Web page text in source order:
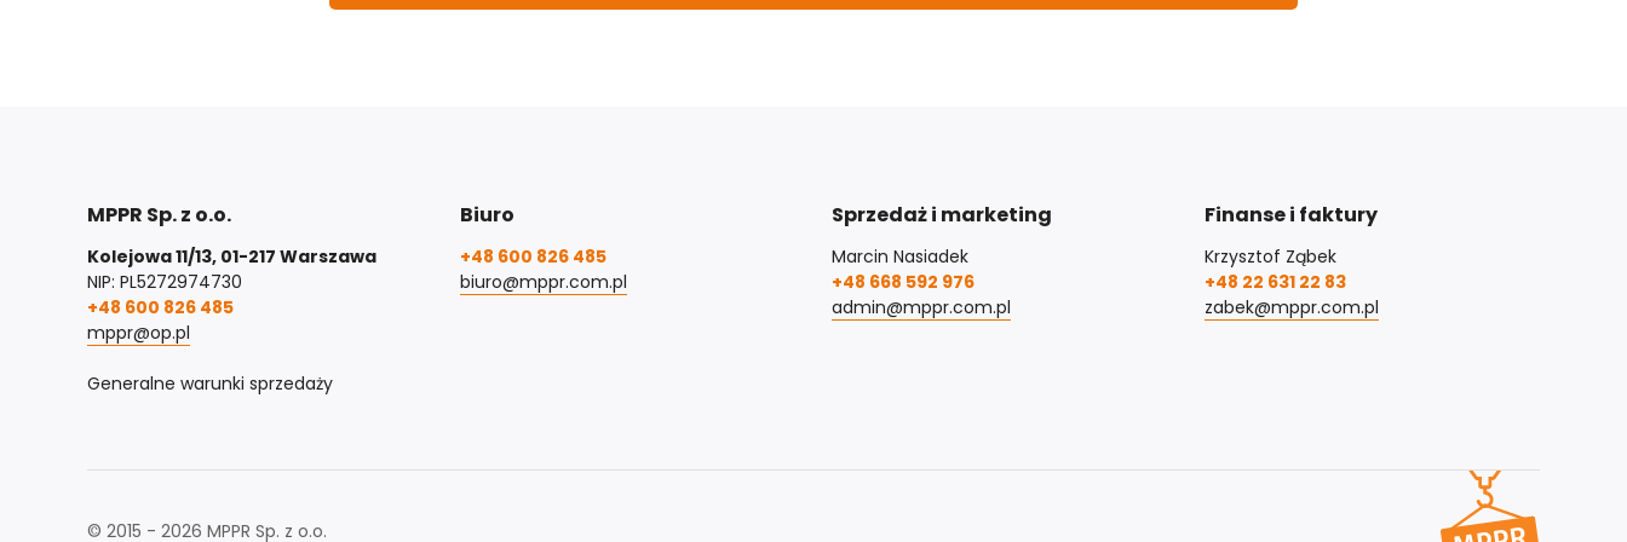
MPPR Sp. z o.o.
Kolejowa 11/13, 01-217 Warszawa
NIP: PL5272974730
+48 600 826 485
mppr@op.pl
Generalne warunki sprzedaży
Biuro
+48 600 826 485
biuro@mppr.com.pl
Sprzedaż i marketing
Marcin Nasiadek
+48 668 592 976
admin@mppr.com.pl
Finanse i faktury
Krzysztof Ząbek
+48 22 631 22 83
zabek@mppr.com.pl
© 2015 - 2026 MPPR Sp. z o.o.